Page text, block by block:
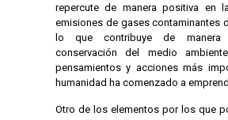
repercute de manera positiva en
emisiones de gases contaminantes
lo que contribuye de
conservación del medio
pensamientos y acciones más
humanidad ha comenzado a
Otro de los elementos por los que